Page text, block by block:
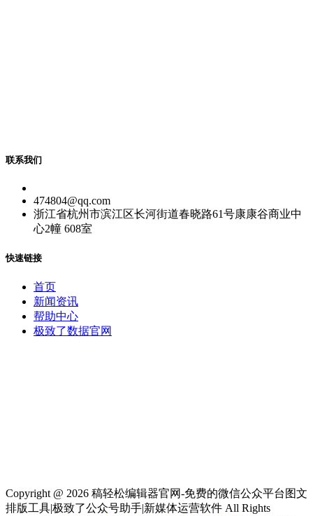
联系我们
474804@qq.com
浙江省杭州市滨江区长河街道春晓路61号康康谷商业中
心2幢 608室
快速链接
首页
新闻资讯
帮助中心
极致了数据官网
Copyright @ 2026 稿轻松编辑器官网-免费的微信公众平台图文
排版工具|极致了公众号助手|新媒体运营软件 All Rights